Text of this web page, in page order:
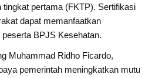
tingkat pertama (FKTP). Sertifikasi
dapat memanfaatkan
BPJS Kesehatan.
Muhammad Ridho Ficardo,
pemerintah meningkatkan mutu